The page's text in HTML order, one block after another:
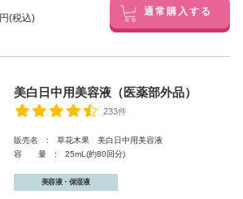
円(税込) 通常購入する
美白日中用美容液（医薬部外品）
233件
販売名 : 草花木果 美白日中用美容液
容 量 : 25mL(約80回分)
美容液・保湿液